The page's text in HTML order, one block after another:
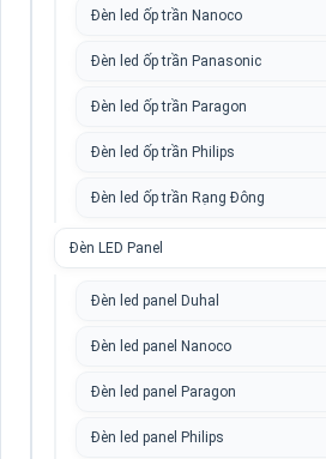
Đèn led ốp trần Nanoco
Đèn led ốp trần Panasonic
Đèn led ốp trần Paragon
Đèn led ốp trần Philips
Đèn led ốp trần Rạng Đông
Đèn LED Panel
Đèn led panel Duhal
Đèn led panel Nanoco
Đèn led panel Paragon
Đèn led panel Philips